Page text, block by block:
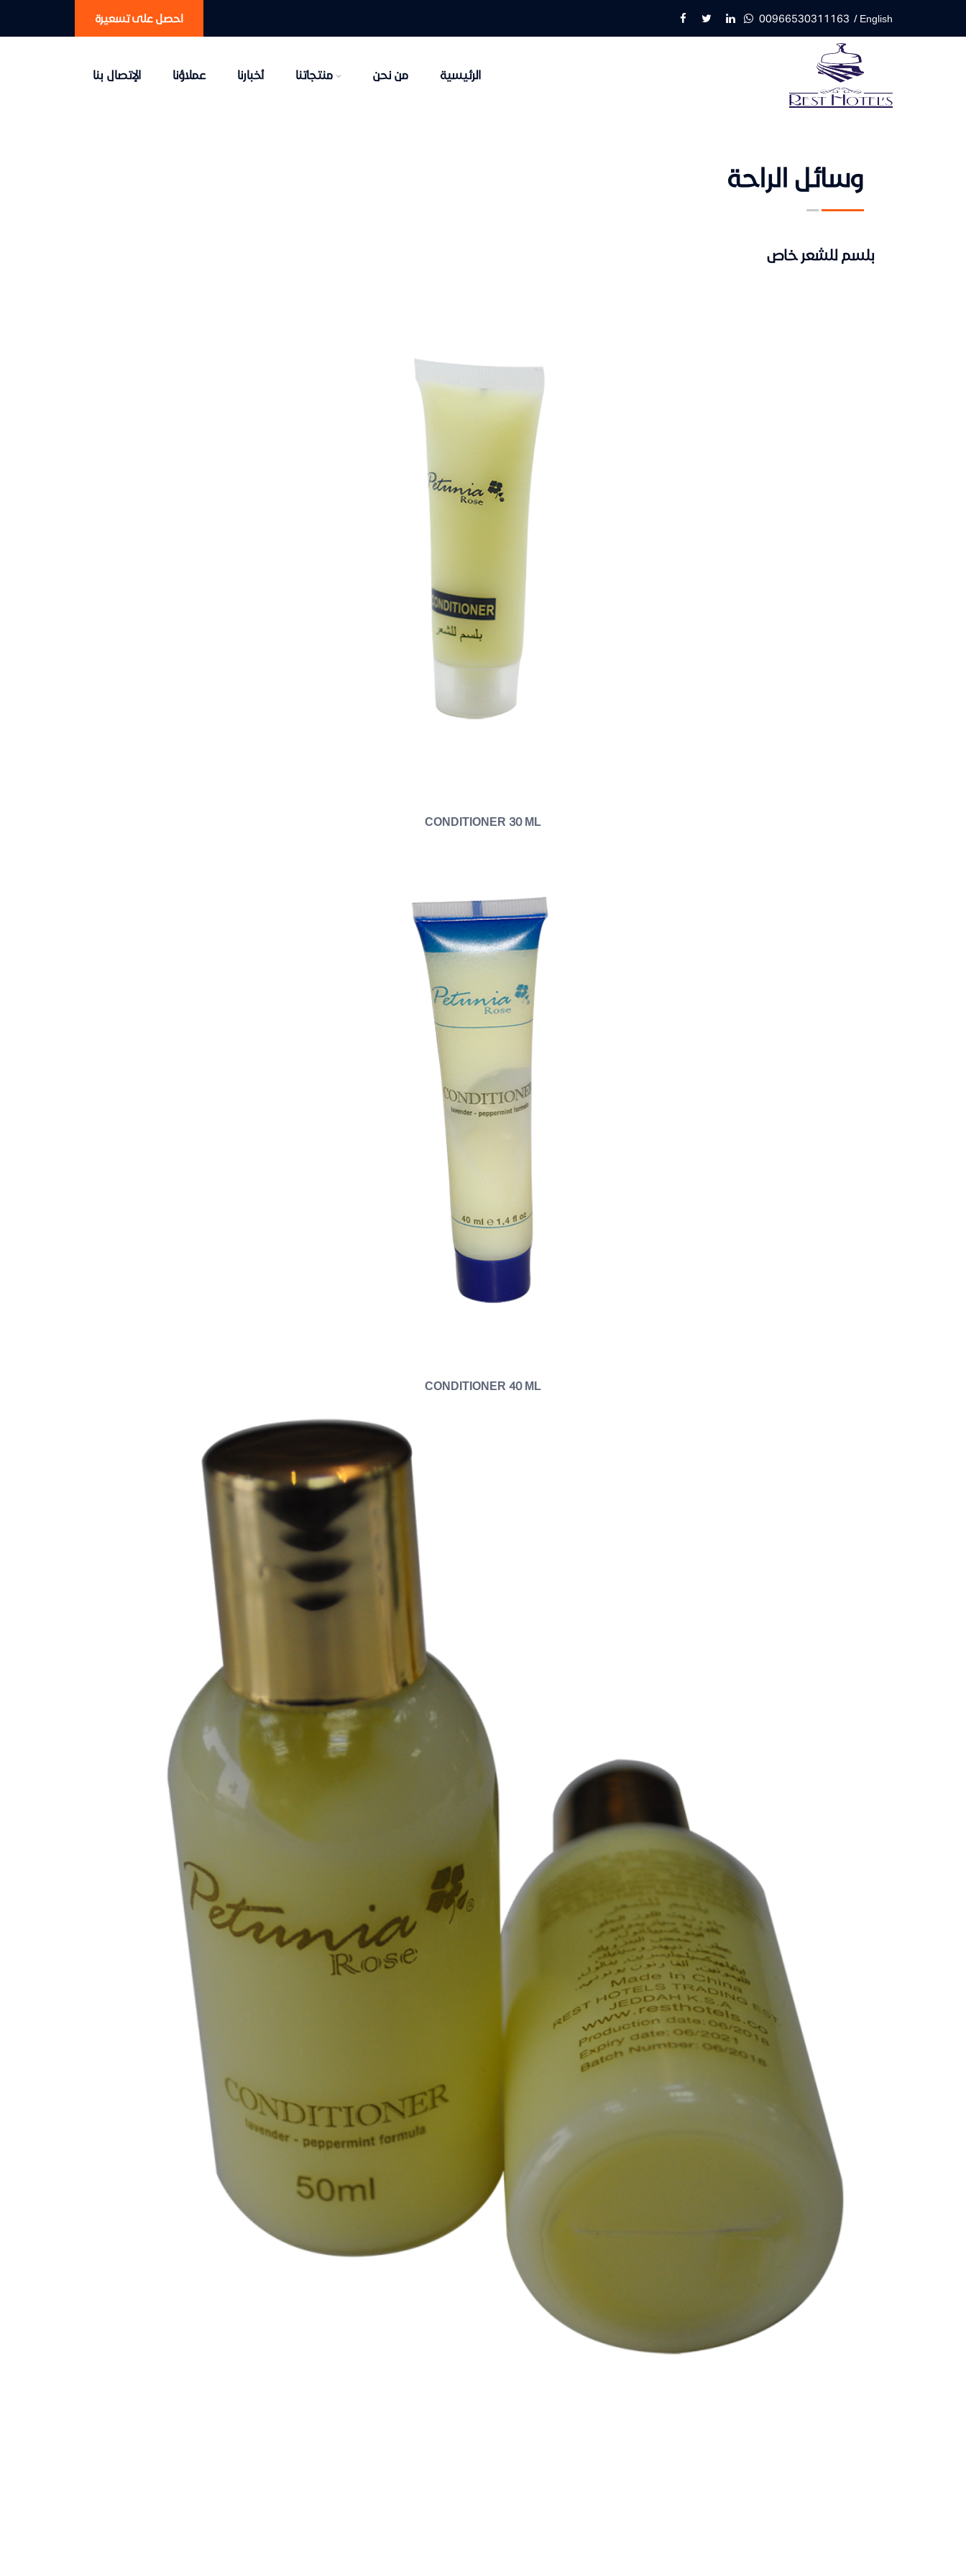
/ English احصل على تسعيرة 00966530311163
الرئيسية من نحن منتجاتنا أخبارنا عملاؤنا الإتصال بنا
وسائل الراحة
بلسم للشعر خاص
CONDITIONER 30 ML
CONDITIONER 40 ML